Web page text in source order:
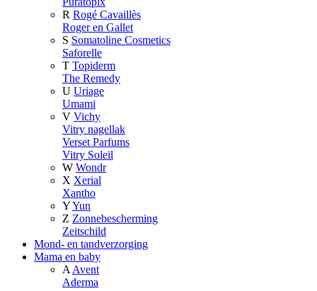
R Rogé Cavaillès
Roger en Gallet
S Somatoline Cosmetics
Saforelle
T Topiderm
The Remedy
U Uriage
Umami
V Vichy
Vitry nagellak
Verset Parfums
Vitry Soleil
W Wondr
X Xerial
Xantho
YYun
Z Zonnebescherming
Zeitschild
Mond- en tandverzorging
Mama en baby
A Avent
Aderma